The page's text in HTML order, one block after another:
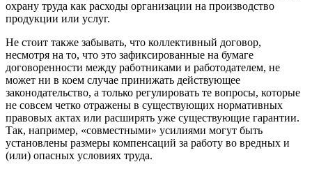
охрану труда как расходы организации на производство
продукции или услуг.
Не стоит также забывать, что коллективный договор,
несмотря на то, что это зафиксированные на бумаге
договоренности между работниками и работодателем, не
может ни в коем случае принижать действующее
законодательство, а только регулировать те вопросы, которые
не совсем четко отражены в существующих нормативных
правовых актах или расширять уже существующие гарантии.
Так, например, «совместными» усилиями могут быть
установлены размеры компенсаций за работу во вредных и
(или) опасных условиях труда.